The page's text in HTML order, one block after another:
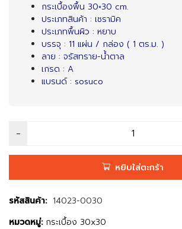
กระเบื้องพื้น 30×30 cm.
ประเภทสินค้า : เซรามิค
ประเภทพื้นผิว : หยาบ
บรรจุ : 11 แผ่น / กล่อง ( 1 ตร.ม. )
ลาย : จรัสทราย-น้ำตาล
เกรด : A
แบรนด์ : sosuco
หยิบใส่ตะกร้า
รหัสสินค้า: 14023-0030
หมวดหมู่: กระเบื้อง 30x30